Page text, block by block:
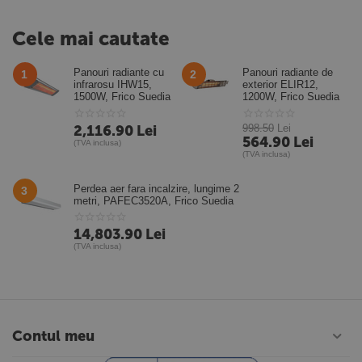
Cele mai cautate
1
Panouri radiante cu
infrarosu IHW15,
1500W, Frico Suedia
2,116.90 Lei
(TVA inclusa)
2
Panouri radiante de
exterior ELIR12,
1200W, Frico Suedia
998.50 Lei
564.90 Lei
(TVA inclusa)
3
Perdea aer fara incalzire, lungime 2
metri, PAFEC3520A, Frico Suedia
14,803.90 Lei
(TVA inclusa)
Contul meu